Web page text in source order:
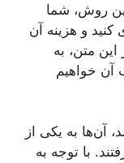
روش، شما
کنید و هزینه آن
متن، به
آن خواهیم
آن‌ها به یکی از
با توجه به